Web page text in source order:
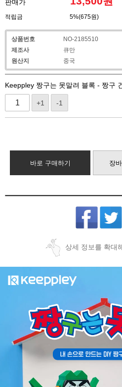
판매가
적립금 5%(675원)
상품번호
NO-2185510
제조사
큐만
원산지
중국
Keeppley 짱구는 못말려 블록 - 짱구
+1 -1
바로 구매하기 장
상세 정보를 확대